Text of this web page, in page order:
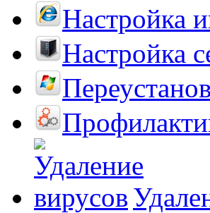
Настройка
Настройка